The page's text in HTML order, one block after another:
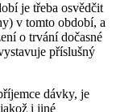
je třeba osvědčit
v tomto období, a
o trvání dočasné
příslušný
dávky, je
i jiné